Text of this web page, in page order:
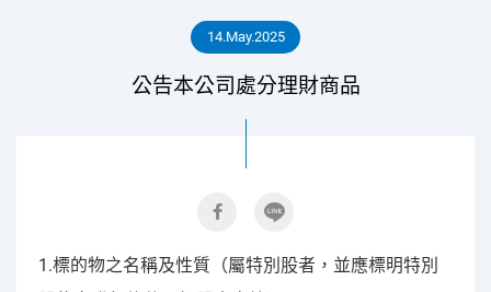
專
14.May.2025
公告本公司處分理財商品
1.標的物之名稱及性質（屬特別股者，並應標明特別